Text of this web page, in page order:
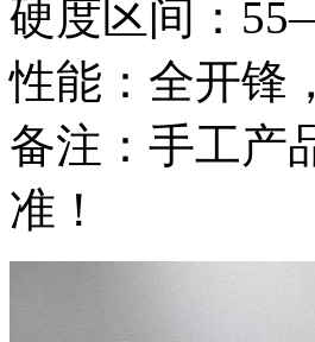
硬度区间：
性能：全开锋
备注：手工产
准！